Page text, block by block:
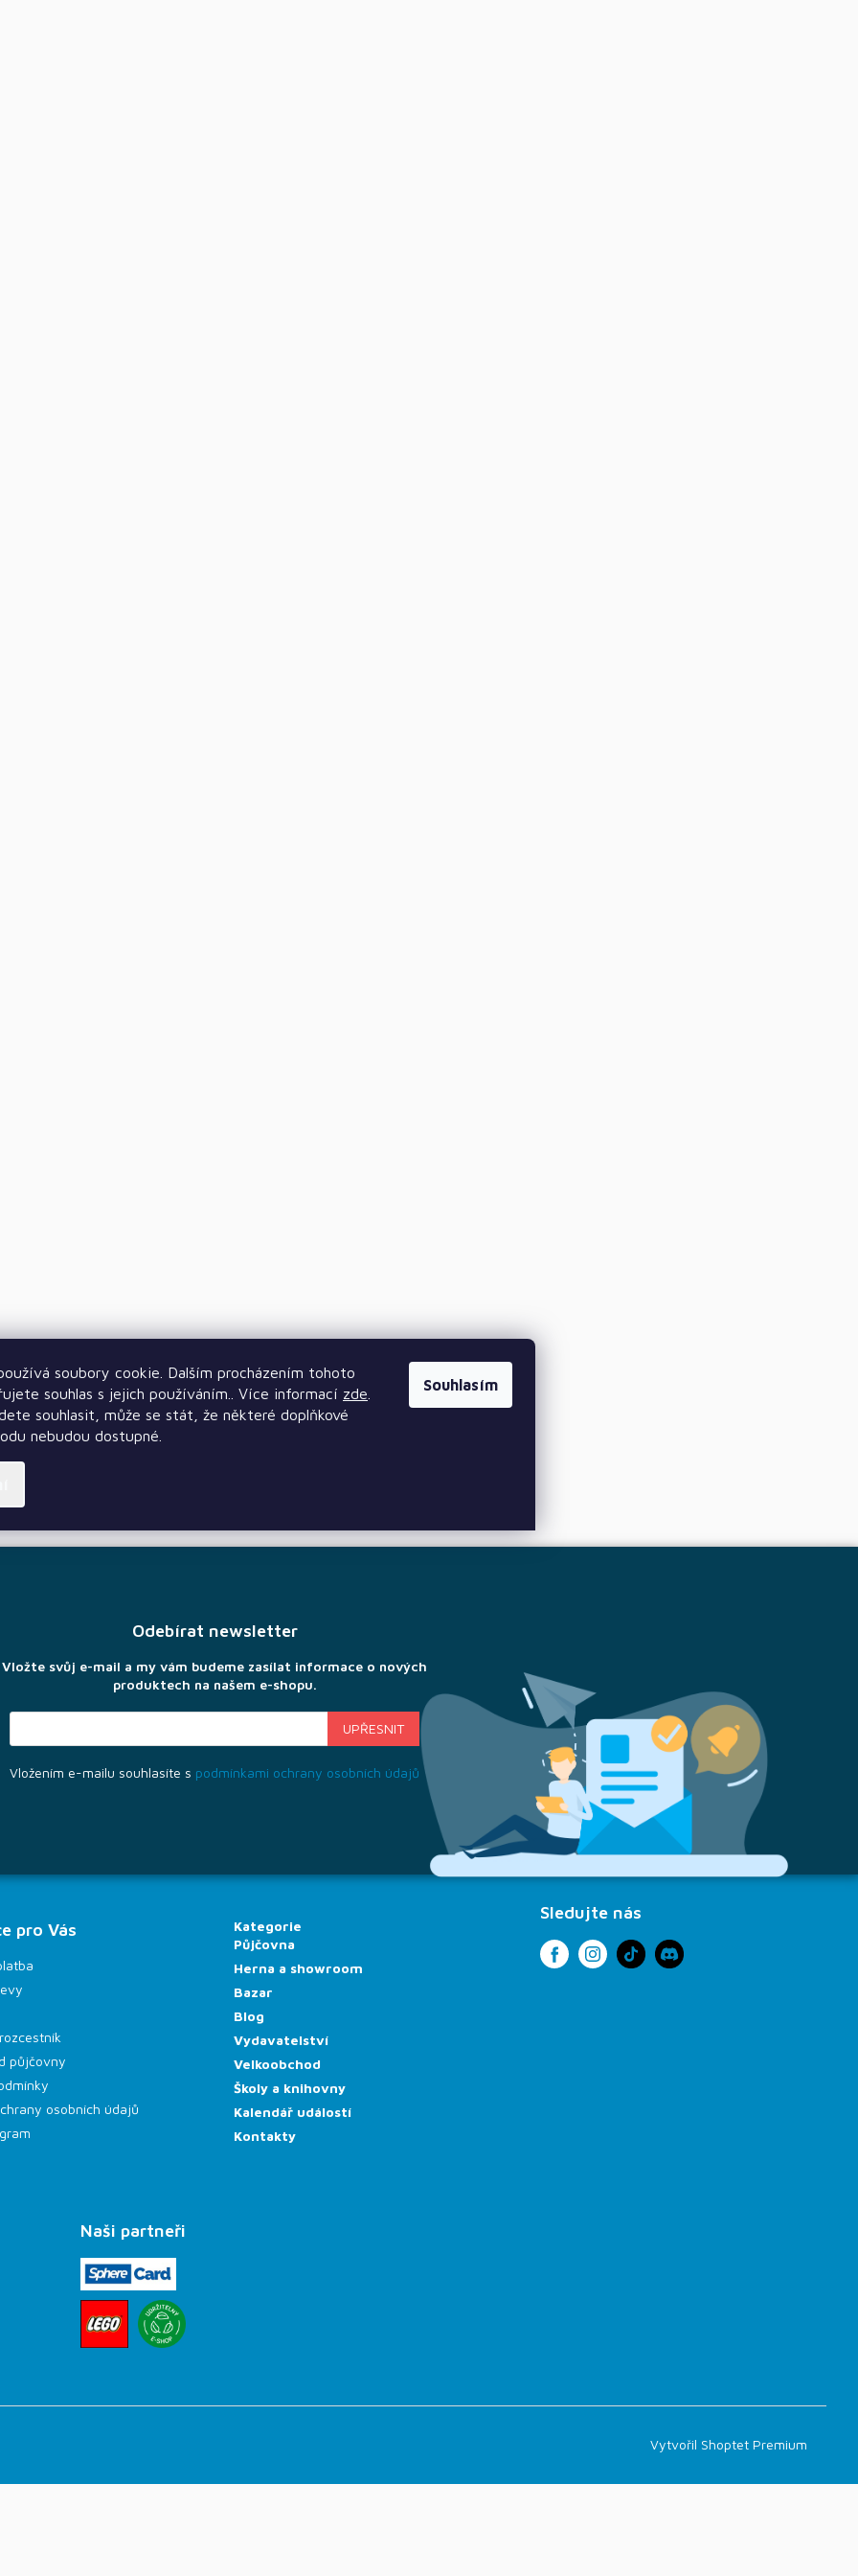
soubory cookie. Dalším procházením tohoto
souhlas s jejich používáním.. Více informací zde
souhlasit, může se stát, že některé doplňkové
nebudou dostupné.
Souhlasím
Odebírat newsletter
Vložte svůj e-mail a my vám budeme zasílat informace o nových
produktech na našem e-shopu.
Vložením e-mailu souhlasíte s podmínkami ochrany osobních údajů
pro Vás
půjčovny
osobních údajů
Kategorie
Půjčovna
Herna a showroom
Bazar
Blog
Vydavatelství
Velkoobchod
Školy a knihovny
Kalendář událostí
Kontakty
Sledujte nás
Naši partneři
Vytvořil Shoptet Premium